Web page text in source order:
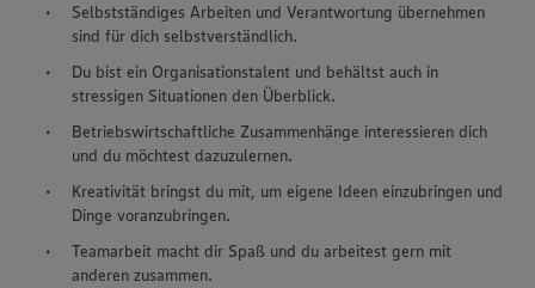
Selbstständiges Arbeiten und Verantwortung übernehmen
sind für dich selbstverständlich.
Du bist ein Organisationstalent und behältst auch in
stressigen Situationen den Überblick.
Betriebswirtschaftliche Zusammenhänge interessieren dich
und du möchtest dazuzulernen.
Kreativität bringst du mit, um eigene Ideen einzubringen und
Dinge voranzubringen.
Teamarbeit macht dir Spaß und du arbeitest gern mit
anderen zusammen.